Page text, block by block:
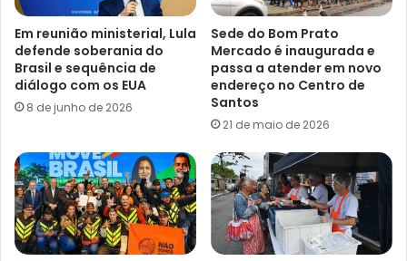
Em reunião ministerial, Lula
defende soberania do
Brasil e sequência de
diálogo com os EUA
8 de junho de 2026
Sede do Bom Prato
Mercado é inaugurada e
passa a atender em novo
endereço no Centro de
Santos
21 de maio de 2026